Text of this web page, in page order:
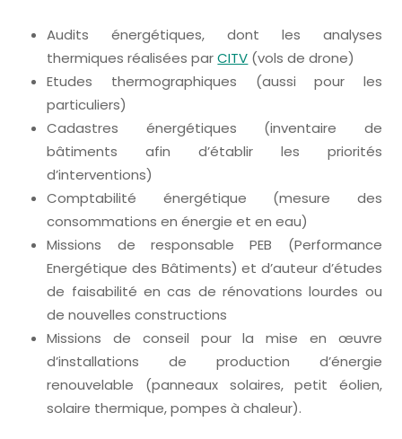
Audits énergétiques, dont les analyses
thermiques réalisées parCITV (vols de drone)
Etudes thermographiques (aussi pour les
particuliers)
Cadastres énergétiques (inventaire de
bâtiments afin d’établir les priorités
d’interventions)
Comptabilité énergétique (mesure des
consommations en énergie et en eau)
Missions de responsable PEB (Performance
Energétique des Bâtiments) et d’auteur d’études
de faisabilité en cas de rénovations lourdes ou
de nouvelles constructions
Missions de conseil pour la mise en œuvre
d’installations de production d’énergie
renouvelable (panneaux solaires, petit éolien,
solaire thermique, pompes à chaleur).